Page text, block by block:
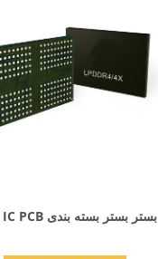
بستر بستر بسته بندی DDR IC PCB